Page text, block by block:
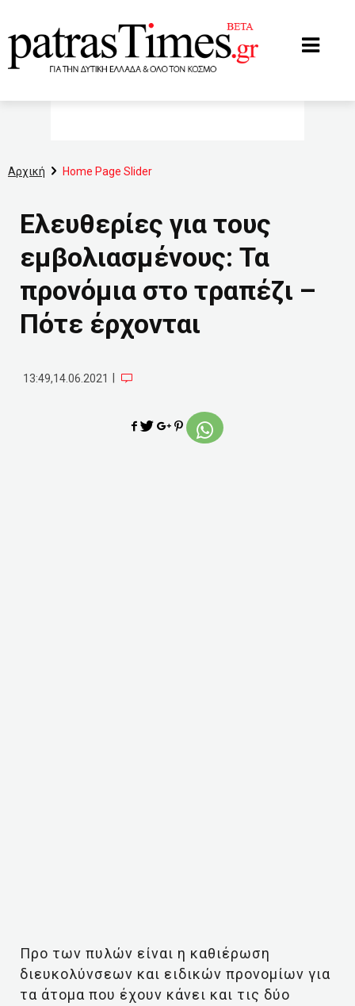
Αρχική Home Page Slider
Eλευθερίες για τους
εμβολιασμένους: Τα
προνόμια στο τραπέζι –
Πότε έρχονται
13:49,14.06.2021
Προ των πυλών είναι η καθιέρωση
διευκολύνσεων και ειδικών προνομίων για
τα άτομα που έχουν κάνει και τις δύο